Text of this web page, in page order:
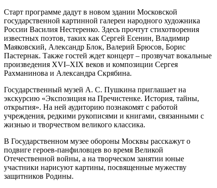
Старт программе дадут в новом здании Московской
государственной картинной галереи народного художника
России Василия Нестеренко. Здесь прочтут стихотворения
известных поэтов, таких как Сергей Есенин, Владимир
Маяковский, Александр Блок, Валерий Брюсов, Борис
Пастернак. Также гостей ждет концерт – прозвучат вокальные
произведения XVI–ХIХ веков и композиции Сергея
Рахманинова и Александра Скрябина.
Государственный музей А. С. Пушкина приглашает на
экскурсию «Экспозиция на Пречистенке. История, тайны,
открытия». На ней аудиторию познакомят с работой
учреждения, редкими рукописями и книгами, связанными с
жизнью и творчеством великого классика.
В Государственном музее обороны Москвы расскажут о
подвиге героев-панфиловцев во время Великой
Отечественной войны, а на творческом занятии юные
участники нарисуют картины, посвященные мужеству
защитников Родины.